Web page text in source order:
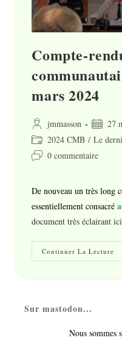
Compte-
mars 2024
Auteur/autrice
de
la
publication :
jmmasson
publiée :
27
Post
category:
2024 CMB / Le
Commentaires
publication :
0 commentaire
De nouveau un très long
essentiellement consacré
document très éclairant ici
Continuer La Lecture
Sur mastodon...
Nous sommes